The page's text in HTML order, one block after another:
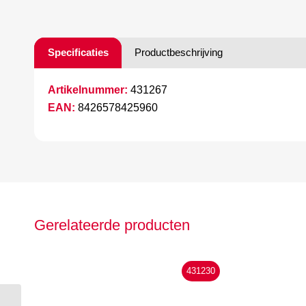
Specificaties Productbeschrijving
Artikelnummer: 431267
EAN: 8426578425960
Gerelateerde producten
431230